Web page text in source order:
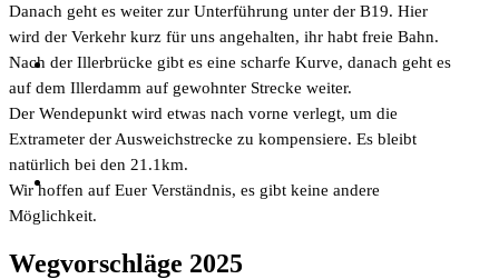
Danach geht es weiter zur Unterführung unter der B19. Hier
wird der Verkehr kurz für uns angehalten, ihr habt freie Bahn.
Nach der Illerbrücke gibt es eine scharfe Kurve, danach geht es
auf dem Illerdamm auf gewohnter Strecke weiter.
Der Wendepunkt wird etwas nach vorne verlegt, um die
Extrameter der Ausweichstrecke zu kompensiere. Es bleibt
natürlich bei den 21.1km.
Wir hoffen auf Euer Verständnis, es gibt keine andere
Möglichkeit.
Wegvorschläge 2025